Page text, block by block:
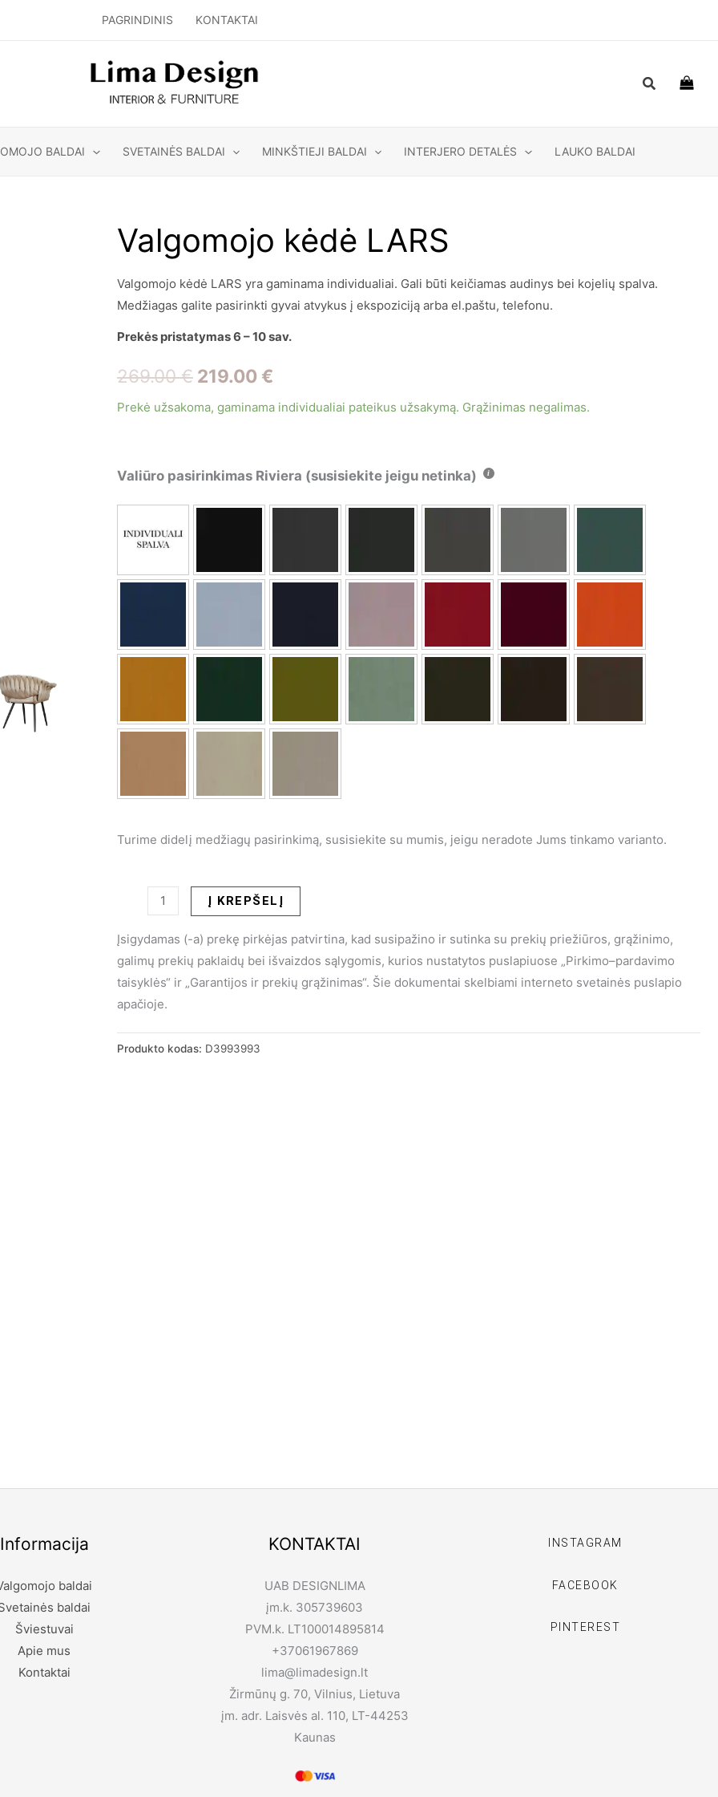
PAGRINDINIS KONTAKTAI
Paieška
BALDAI SVETAINĖS BALDAI MINKŠTIEJI BALDAI INTERJERO DETALĖS LAUKO BALDAI
Valgomojo kėdė LARS
Valgomojo kėdė LARS yra gaminama individualiai. Gali būti keičiamas audinys bei kojelių spalva.
Medžiagas galite pasirinkti gyvai atvykus į ekspoziciją arba el.paštu, telefonu.
Prekės pristatymas 6 – 10 sav.
269.00€ Original
price
269.00 €.
219.00 €
price
219.00 €.
Prekė užsakoma, gaminama individualiai pateikus užsakymą. Grąžinimas negalimas.
Valiūro pasirinkimas Riviera (susisiekite jeigu netinka)
Turime didelį medžiagų pasirinkimą, susisiekite su mumis, jeigu neradote Jums tinkamo varianto.
produkto
kiekis:
Valgomojo
kėdė
LARS
Į KREPŠELĮ
Įsigydamas (-a) prekę pirkėjas patvirtina, kad susipažino ir sutinka su prekių priežiūros, grąžinimo,
galimų prekių paklaidų bei išvaizdos sąlygomis, kurios nustatytos puslapiuose „Pirkimo–pardavimo
taisyklės“ ir „Garantijos ir prekių grąžinimas“. Šie dokumentai skelbiami interneto svetainės puslapio
apačioje.
Produkto kodas: D3993993
Informacija
baldai
baldai
Šviestuvai
Apie mus
Kontaktai
KONTAKTAI
UAB DESIGNLIMA
įm.k. 305739603
PVM.k. LT100014895814
+37061967869
lima@limadesign.lt
Žirmūnų g. 70, Vilnius, Lietuva
įm. adr. Laisvės al. 110, LT-44253
Kaunas
INSTAGRAM
FACEBOOK
PINTEREST